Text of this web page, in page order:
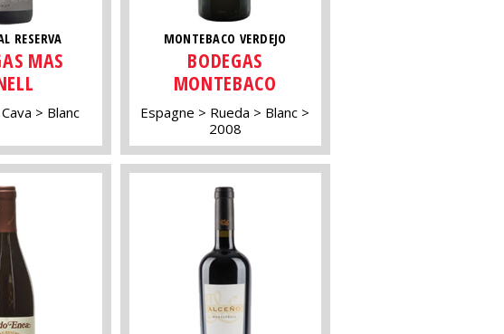
RESERVA
MAS
Cava Blanc
MONTEBACO VERDEJO
BODEGAS
MONTEBACO
Espagne Rueda
Blanc
2008